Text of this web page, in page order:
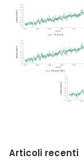
Articoli recenti